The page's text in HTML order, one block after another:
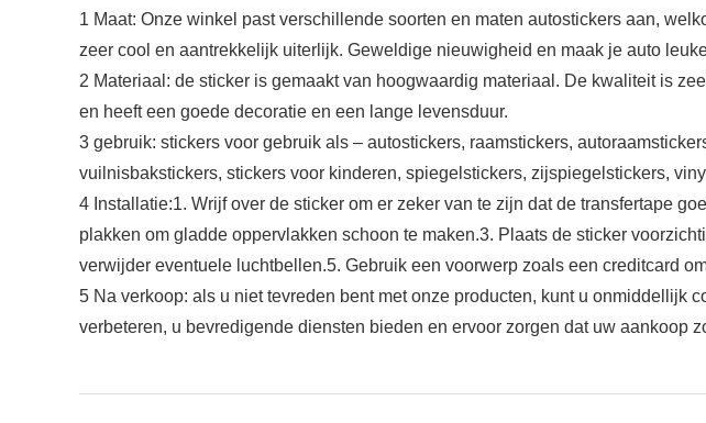
1 Maat: Onze winkel past verschillende soorten en maten autostickers aan,
zeer cool en aantrekkelijk uiterlijk. Geweldige nieuwigheid en maak je auto
2 Materiaal: de sticker is gemaakt van hoogwaardig materiaal. De kwaliteit is
en heeft een goede decoratie en een lange levensduur.
3 gebruik: stickers voor gebruik als – autostickers, raamstickers,
vuilnisbakstickers, stickers voor kinderen, spiegelstickers, zijspiegelstickers,
4 Installatie:1. Wrijf over de sticker om er zeker van te zijn dat de transfertape
plakken om gladde oppervlakken schoon te maken.3. Plaats de sticker
verwijder eventuele luchtbellen.5. Gebruik een voorwerp zoals een creditcard
5 Na verkoop: als u niet tevreden bent met onze producten, kunt u onmiddellijk
verbeteren, u bevredigende diensten bieden en ervoor zorgen dat uw aankoop